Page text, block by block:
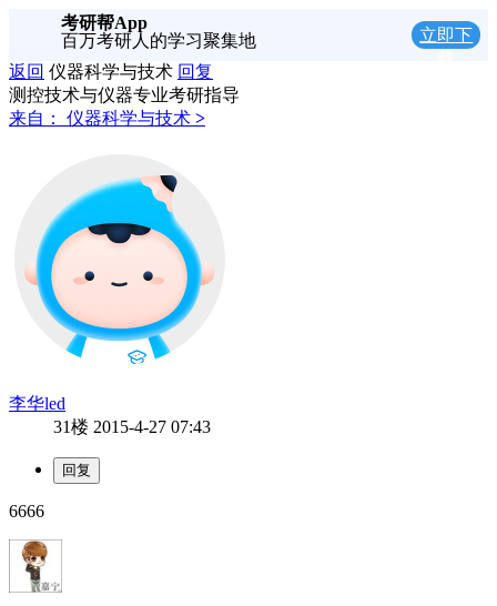
考研帮App
百万考研人的学习聚集地
立即下
返回 仪器科学与技术 回复
测控技术与仪器专业考研指导
来自：
仪器科学与技术 >
李华led
31楼 2015-4-27 07:43
6666